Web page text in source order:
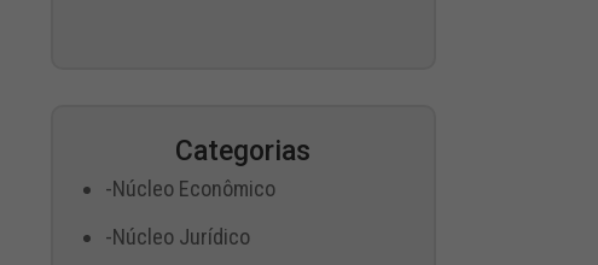
Categorias
-Núcleo Econômico
-Núcleo Jurídico